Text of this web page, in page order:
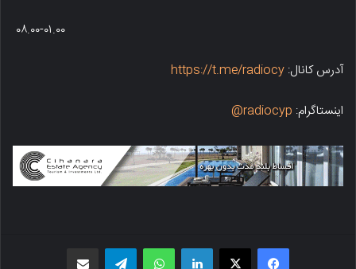
۰۸.۰۰-۰۱.۰۰
آدرس کانال: https://t.me/radiocy
اینستاگرام: radiocyp@
فیسبوک X لینکدین واتس اپ تلگرام